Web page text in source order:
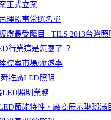
正式立案
理監事當選名單
燈最受矚目 - TILS 2013台灣
行業這是怎麼了 ？
標案市場/滲透率
推廣LED照明
LED照明業務
節能特性，廠商展示琳瑯